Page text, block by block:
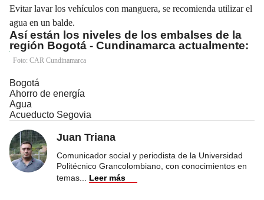
Evitar lavar los vehículos con manguera, se recomienda utilizar el
agua en un balde.
Así están los niveles de los embalses de la
región Bogotá - Cundinamarca actualmente:
Foto: CAR Cundinamarca
Bogotá
Ahorro de energía
Agua
Acueducto Segovia
Juan Triana
Comunicador social y periodista de la Universidad
Politécnico Grancolombiano, con conocimientos en
temas
Leer más